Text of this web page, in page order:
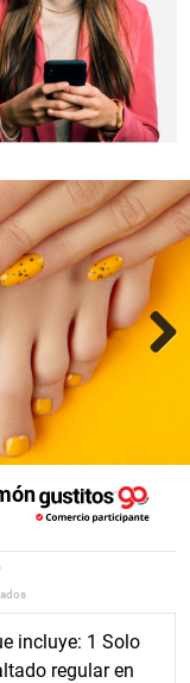
incluye: 1 Solo
regular en